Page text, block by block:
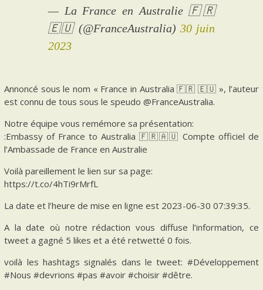
— La France en Australie 🇫🇷
🇪🇺 (@FranceAustralia) 30 juin
2023
Annoncé sous le nom « France in Australia 🇫🇷 🇪🇺 », l’auteur
est connu de tous sous le speudo @FranceAustralia.
Notre équipe vous remémore sa présentation:
:Embassy of France to Australia 🇫🇷🇦🇺 Compte officiel de
l’Ambassade de France en Australie
Voilà pareillement le lien sur sa page:
https://t.co/4hTi9rMrfL
La date et l’heure de mise en ligne est 2023-06-30 07:39:35.
A la date où notre rédaction vous diffuse l’information, ce
tweet a gagné 5 likes et a été retwetté 0 fois.
voilà les hashtags signalés dans le tweet: #Développement
#Nous #devrions #pas #avoir #choisir #dêtre.